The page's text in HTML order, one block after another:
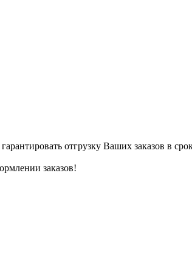
отгрузку Ваших заказов в
заказов!